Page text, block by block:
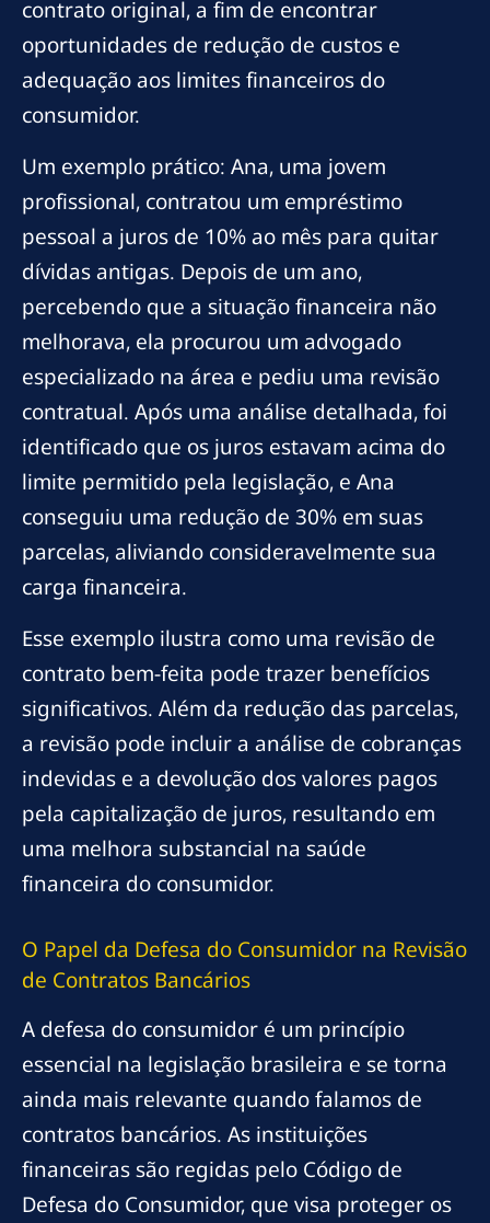
contrato original, a fim de encontrar
oportunidades de redução de custos e
adequação aos limites financeiros do
consumidor.
Um exemplo prático: Ana, uma jovem
profissional, contratou um empréstimo
pessoal a juros de 10% ao mês para quitar
dívidas antigas. Depois de um ano,
percebendo que a situação financeira não
melhorava, ela procurou um advogado
especializado na área e pediu uma revisão
contratual. Após uma análise detalhada, foi
identificado que os juros estavam acima do
limite permitido pela legislação, e Ana
conseguiu uma redução de 30% em suas
parcelas, aliviando consideravelmente sua
carga financeira.
Esse exemplo ilustra como uma revisão de
contrato bem-feita pode trazer benefícios
significativos. Além da redução das parcelas,
a revisão pode incluir a análise de cobranças
indevidas e a devolução dos valores pagos
pela capitalização de juros, resultando em
uma melhora substancial na saúde
financeira do consumidor.
O Papel da Defesa do Consumidor na Revisão
de Contratos Bancários
A defesa do consumidor é um princípio
essencial na legislação brasileira e se torna
ainda mais relevante quando falamos de
contratos bancários. As instituições
financeiras são regidas pelo Código de
Defesa do Consumidor, que visa proteger os